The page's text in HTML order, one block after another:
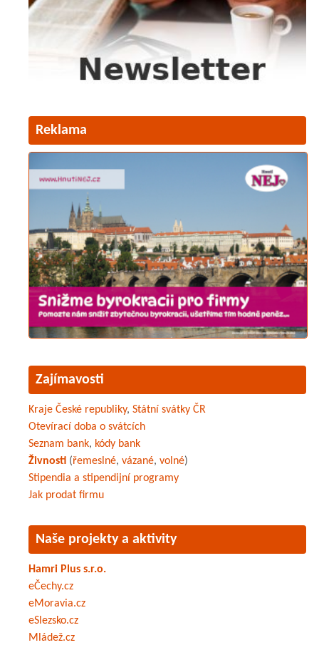
Reklama
Zajímavosti
Kraje České republiky, Státní svátky ČR
Otevírací doba o svátcích
Seznam bank, kódy bank
Živnosti (řemeslné, vázané, volné)
Stipendia a stipendijní programy
Jak prodat firmu
Naše projekty a aktivity
Hamri Plus s.r.o.
eČechy.cz
eMoravia.cz
eSlezsko.cz
Mládež.cz